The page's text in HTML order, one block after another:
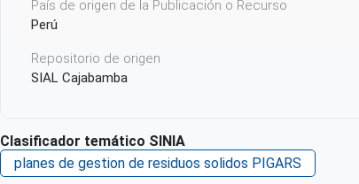
País de origen de la Publicación o Recurso
Perú
Repositorio de origen
SIAL Cajabamba
Clasificador temático SINIA
planes de gestion de residuos solidos PIGARS